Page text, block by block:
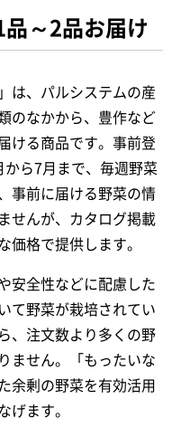
～2品お届け
は、パルシステムの産
のなかから、豊作など
ける商品です。事前登
ら7月まで、毎週野菜
事前に届ける野菜の情
せんが、カタログ掲載
価格で提供します。
安全性などに配慮した
て野菜が栽培されてい
、注文数より多くの野
ません。「もったいな
余剰の野菜を有効活用
げます。